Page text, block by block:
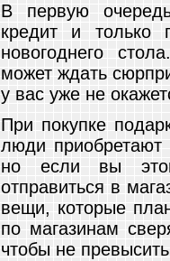
В первую
кредит и только
новогоднего
может ждать
у вас уже не
При покупке
люди приобретают
но если вы
отправиться в
вещи, которые
по магазинам
чтобы не